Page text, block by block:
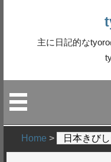
主に日記的な
Home > 日本きび